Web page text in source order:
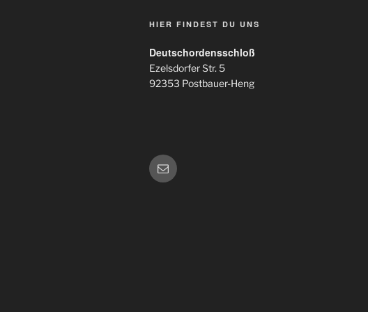
HIER FINDEST DU UNS
Deutschordensschloß
Ezelsdorfer Str. 5
92353 Postbauer-Heng
E-
Mail